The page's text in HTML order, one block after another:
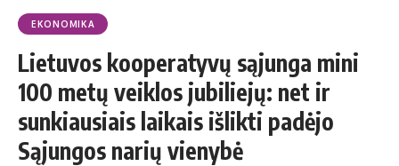
EKONOMIKA
Lietuvos kooperatyvų sąjunga mini
100 metų veiklos jubiliejų: net ir
sunkiausiais laikais išlikti padėjo
Sąjungos narių vienybė